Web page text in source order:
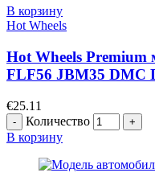
В корзину
Hot Wheels
Hot Wheels Premium
FLF56 JBM35 DMC
€25.11
Количество
В корзину